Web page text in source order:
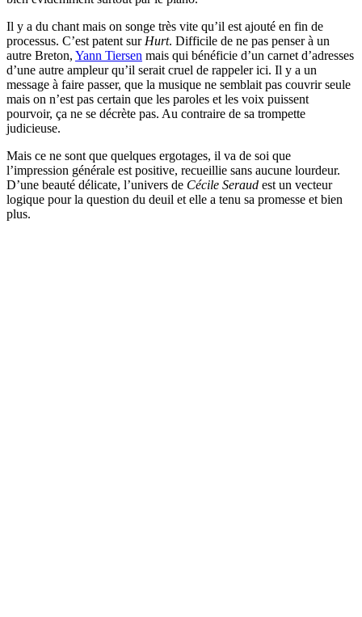
Il y a du chant mais on songe très vite qu’il est ajouté en fin de
processus. C’est patent sur Hurt. Difficile de ne pas penser à un
autre Breton, Yann Tiersen mais qui bénéficie d’un carnet d’adresses
d’une autre ampleur qu’il serait cruel de rappeler ici. Il y a un
message à faire passer, que la musique ne semblait pas couvrir seule
mais on n’est pas certain que les paroles et les voix puissent
pourvoir, ça ne se décrète pas. Au contraire de sa trompette
judicieuse.
Mais ce ne sont que quelques ergotages, il va de soi que
l’impression générale est positive, recueillie sans aucune lourdeur.
D’une beauté délicate, l’univers de Cécile Seraud est un vecteur
logique pour la question du deuil et elle a tenu sa promesse et bien
plus.